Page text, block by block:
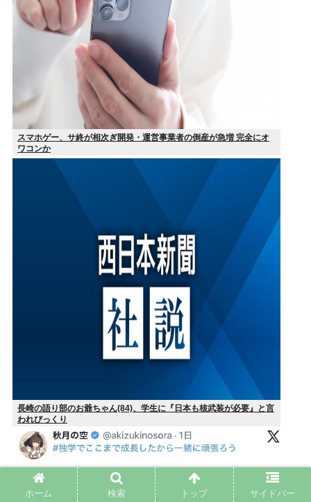
スマホゲー、サ終が相次ぎ開発・運営事業者の倒産が急増 完全にオ
ワコンか
長崎の語り部のお爺ちゃん(84)、学生に『日本も核武装が必要』と言
われびっくり
ホーム 検索 トップ サイドバー